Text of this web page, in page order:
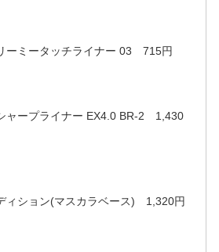
ーミータッチライナー 03 715円
ャープライナー EX4.0 BR-2 1,430
ィション(マスカラベース) 1,320円